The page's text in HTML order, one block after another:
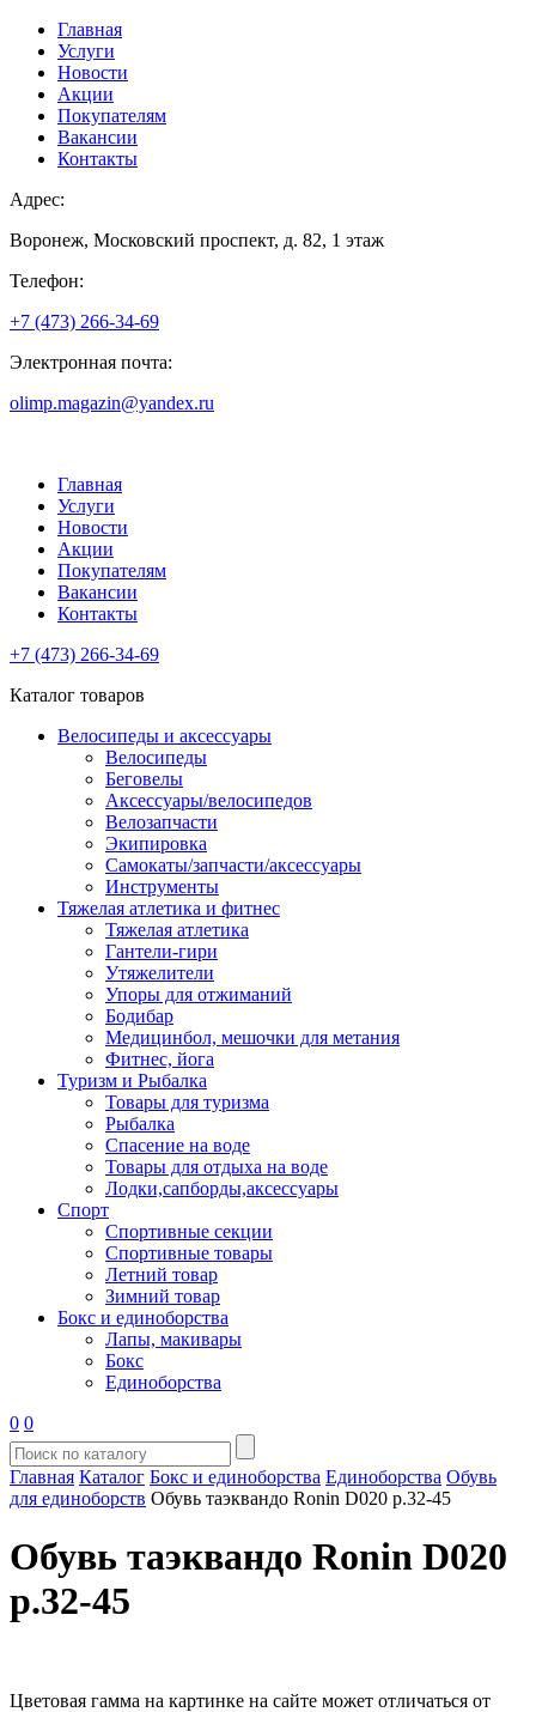
Главная
Услуги
Новости
Акции
Покупателям
Вакансии
Контакты
Адрес:
Воронеж, Московский проспект, д. 82, 1 этаж
Телефон:
+7 (473) 266-34-69
Электронная почта:
olimp.magazin@yandex.ru
Главная
Услуги
Новости
Акции
Покупателям
Вакансии
Контакты
+7 (473) 266-34-69
Каталог товаров
Велосипеды и аксессуары
Велосипеды
Беговелы
Аксессуары/велосипедов
Велозапчасти
Экипировка
Самокаты/запчасти/аксессуары
Инструменты
Тяжелая атлетика и фитнес
Тяжелая атлетика
Гантели-гири
Утяжелители
Упоры для отжиманий
Бодибар
Медицинбол, мешочки для метания
Фитнес, йога
Туризм и Рыбалка
Товары для туризма
Рыбалка
Спасение на воде
Товары для отдыха на воде
Лодки,сапборды,аксессуары
Спорт
Спортивные секции
Спортивные товары
Летний товар
Зимний товар
Бокс и единоборства
Лапы, макивары
Бокс
Единоборства
0 0
Главная Каталог Бокс и единоборства Единоборства Обувь
для единоборств Обувь таэквандо Ronin D020 р.32-45
Обувь таэквандо Ronin D020
р.32-45
Цветовая гамма на картинке на сайте может отличаться от